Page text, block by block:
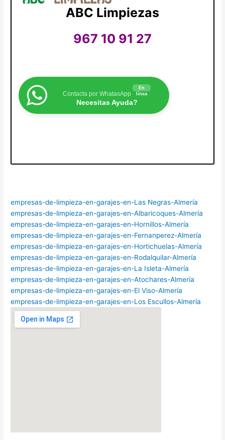
ABC Limpiezas
967 10 91 27
Contacta por WhatasApp
En
línea
Necesitas Ayuda?
empresas-de-limpieza-en-garajes-en-Las Negras-Almería
empresas-de-limpieza-en-garajes-en-Albaricoques-Almería
empresas-de-limpieza-en-garajes-en-Hornillos-Almería
empresas-de-limpieza-en-garajes-en-Fernanperez-Almería
empresas-de-limpieza-en-garajes-en-Hortichuelas-Almería
empresas-de-limpieza-en-garajes-en-Rodalquilar-Almería
empresas-de-limpieza-en-garajes-en-La Isleta-Almería
empresas-de-limpieza-en-garajes-en-Atochares-Almería
empresas-de-limpieza-en-garajes-en-El Viso-Almería
empresas-de-limpieza-en-garajes-en-Los Escullos-Almería